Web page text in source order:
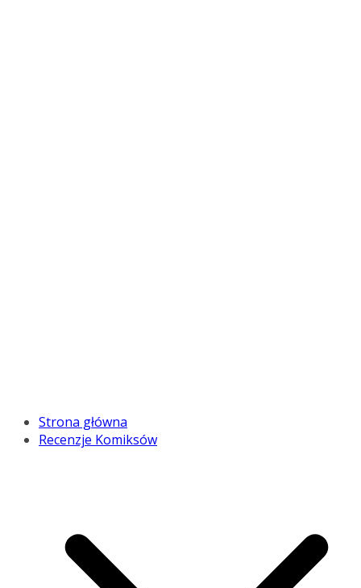
Strona główna
Recenzje Komiksów